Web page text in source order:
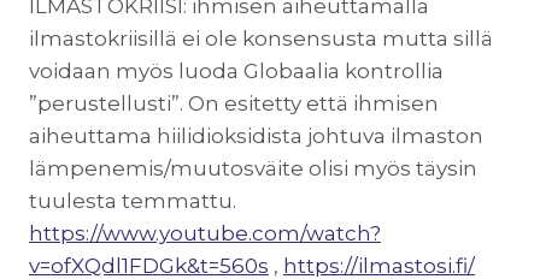
ILMASTOKRIISI: ihmisen aiheuttamalla
ilmastokriisillä ei ole konsensusta mutta sillä
voidaan myös luoda Globaalia kontrollia
”perustellusti”. On esitetty että ihmisen
aiheuttama hiilidioksidista johtuva ilmaston
lämpenemis/muutosväite olisi myös täysin
tuulesta temmattu.
https://www.youtube.com/watch?
v=ofXQdl1FDGk&t=560s , https://ilmastosi.fi/